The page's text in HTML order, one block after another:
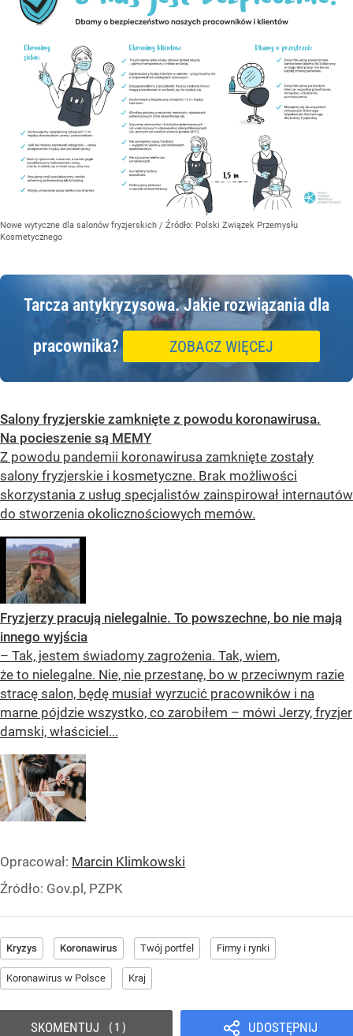
Nowe wytyczne dla salonów fryzjerskich / Źródło: Polski Związek Przemysłu
Kosmetycznego
Tarcza antykryzysowa.Jakie rozwiązania dla
pracownika? ZOBACZ WIĘCEJ
Salony fryzjerskie zamknięte z powodu koronawirusa.
Na pocieszenie są MEMY
Z powodu pandemii koronawirusa zamknięte zostały
salony fryzjerskie i kosmetyczne. Brak możliwości
skorzystania z usług specjalistów zainspirował internautów
do stworzenia okolicznościowych memów.
Fryzjerzy pracują nielegalnie. To powszechne, bo nie mają
innego wyjścia
– Tak, jestem świadomy zagrożenia. Tak, wiem,
że to nielegalne. Nie, nie przestanę, bo w przeciwnym razie
stracę salon, będę musiał wyrzucić pracowników i na
marne pójdzie wszystko, co zarobiłem – mówi Jerzy, fryzjer
damski, właściciel...
Opracował: Marcin Klimkowski
Źródło: Gov.pl, PZPK
Kryzys Koronawirus Twój portfel Firmy i rynki
Koronawirus w Polsce Kraj
UDOSTĘPNIJ
SKOMENTUJ 1